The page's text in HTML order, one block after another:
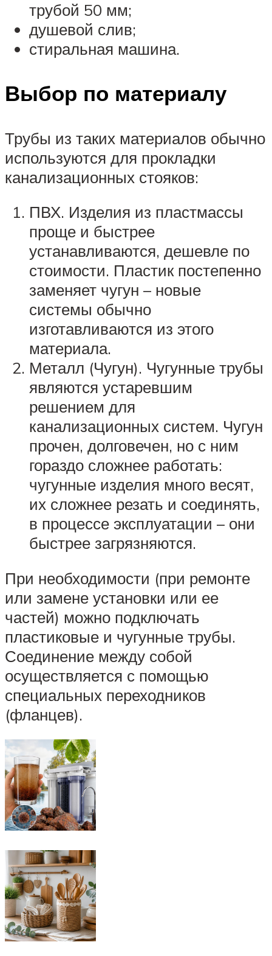
трубой 50 мм;
душевой слив;
стиральная машина.
Выбор по материалу
Трубы из таких материалов обычно
используются для прокладки
канализационных стояков:
ПВХ. Изделия из пластмассы
проще и быстрее
устанавливаются, дешевле по
стоимости. Пластик постепенно
заменяет чугун – новые
системы обычно
изготавливаются из этого
материала.
Металл (Чугун). Чугунные трубы
являются устаревшим
решением для
канализационных систем. Чугун
прочен, долговечен, но с ним
гораздо сложнее работать:
чугунные изделия много весят,
их сложнее резать и соединять,
в процессе эксплуатации – они
быстрее загрязняются.
При необходимости (при ремонте
или замене установки или ее
частей) можно подключать
пластиковые и чугунные трубы.
Соединение между собой
осуществляется с помощью
специальных переходников
(фланцев).